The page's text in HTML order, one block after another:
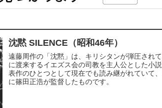
沈黙 SILENCE（昭和46年）
遠藤周作の「沈黙」は、キリシタンが弾圧され
に渡来するイエズス会の司教を主人公とした小
表作のひとつとして現在でも読み継がれていて
に篠田正浩が監督したものです。